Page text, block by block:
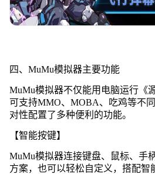
四、MuMu模拟器主要功能
MuMu模拟器不仅能用电脑运行《
可支持MMO、MOBA、吃鸡等不
对性配置了多种便利的功能。
【智能按键】
MuMu模拟器连接键盘、鼠标、手
方案，也可以轻松自定义，搭配智